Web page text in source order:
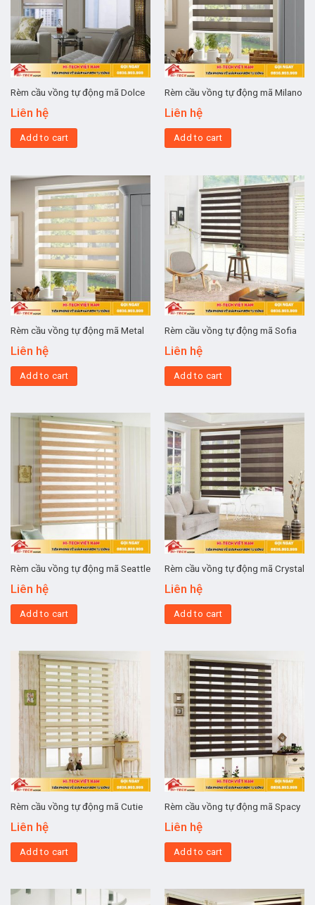
Rèm cầu vồng tự động mã Dolce
Liên hệ
Add to cart
Rèm cầu vồng tự động mã Milano
Liên hệ
Add to cart
Rèm cầu vồng tự động mã Metal
Liên hệ
Add to cart
Rèm cầu vồng tự động mã Sofia
Liên hệ
Add to cart
Rèm cầu vồng tự động mã Seattle
Liên hệ
Add to cart
Rèm cầu vồng tự động mã Crystal
Liên hệ
Add to cart
Rèm cầu vồng tự động mã Cutie
Liên hệ
Add to cart
Rèm cầu vồng tự động mã Spacy
Liên hệ
Add to cart